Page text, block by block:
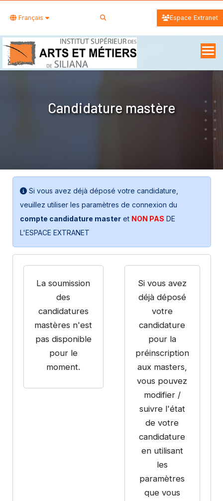
Français Espace Extranet
Candidature mastère
Si vous avez déjà déposé votre candidature,
veuillez utiliser les paramètres de connexion du
compte candidature masteret NON PAS DE
L'ESPACE EXTRANET
La soumission
des
candidatures
mastères n'est
pas disponible
pour le
moment.
Si vous avez
déjà déposé
votre
candidature
pour la
préinscription
aux masters,
vous pouvez
modifier /
suivre l'état
de votre
candidature
en utilisant
les
paramètres
que vous